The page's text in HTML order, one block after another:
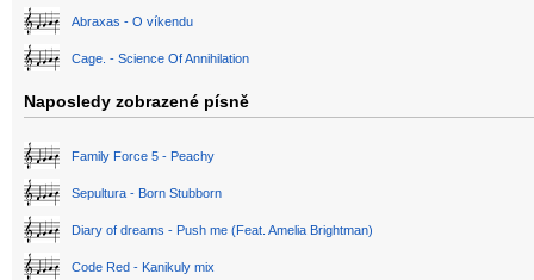
Abraxas - O víkendu
Cage. - Science Of Annihilation
Naposledy zobrazené písně
Family Force 5 - Peachy
Sepultura - Born Stubborn
Diary of dreams - Push me (Feat. Amelia Brightman)
Code Red - Kanikuly mix